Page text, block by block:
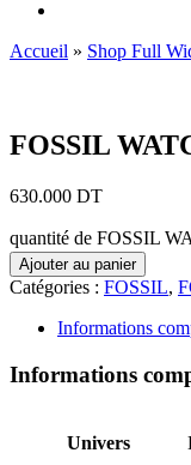
Accueil » Shop Full
FOSSIL
630.000 DT
quantité de FOSSIL
Ajouter au panier
Catégories : FOSSIL,
Informations
Informations
Univers